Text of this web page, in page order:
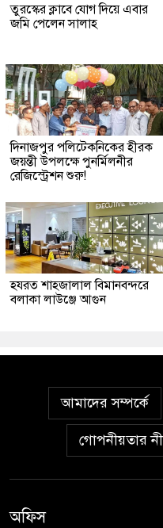
তুরস্কের ক্লাবে যোগ দিয়ে এবার
জমি পেলেন সালাহ
দিনাজপুর পলিটেকনিকের হীরক
জয়ন্তী উপলক্ষে পুনর্মিলনীর
রেজিস্ট্রেশন শুরু!
হযরত শাহজালাল বিমানবন্দরে
বলাকা লাউঞ্জে আগুন
আমাদের সম্পর্কে
গোপনীয়তার
অফিস